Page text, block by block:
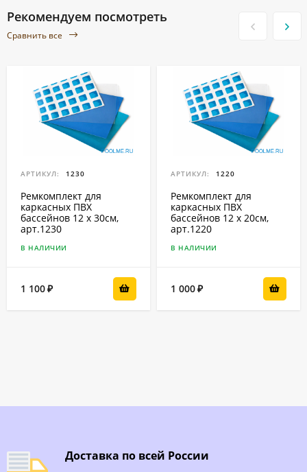
Рекомендуем посмотреть
Сравнить все
АРТИКУЛ: 1230
Ремкомплект для
каркасных ПВХ
бассейнов 12 x 30см,
арт.1230
В НАЛИЧИИ
1 100₽
АРТИКУЛ: 1220
Ремкомплект для
каркасных ПВХ
бассейнов 12 x 20см,
арт.1220
В НАЛИЧИИ
1 000₽
Доставка по всей России